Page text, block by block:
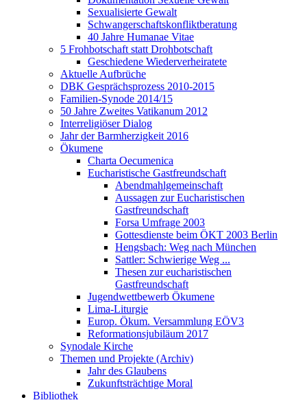
Sexualisierte Gewalt
Schwangerschaftskonfliktberatung
40 Jahre Humanae Vitae
5 Frohbotschaft statt Drohbotschaft
Geschiedene Wiederverheiratete
Aktuelle Aufbrüche
DBK Gesprächsprozess 2010-2015
Familien-Synode 2014/15
50 Jahre Zweites Vatikanum 2012
Interreligiöser Dialog
Jahr der Barmherzigkeit 2016
Ökumene
Charta Oecumenica
Eucharistische Gastfreundschaft
Abendmahlgemeinschaft
Aussagen zur Eucharistischen
Gastfreundschaft
Forsa Umfrage 2003
Gottesdienste beim ÖKT 2003 Berlin
Hengsbach: Weg nach München
Sattler: Schwierige Weg ...
Thesen zur eucharistischen
Gastfreundschaft
Jugendwettbewerb Ökumene
Lima-Liturgie
Europ. Ökum. Versammlung EÖV3
Reformationsjubiläum 2017
Synodale Kirche
Themen und Projekte (Archiv)
Jahr des Glaubens
Zukunftsträchtige Moral
Bibliothek